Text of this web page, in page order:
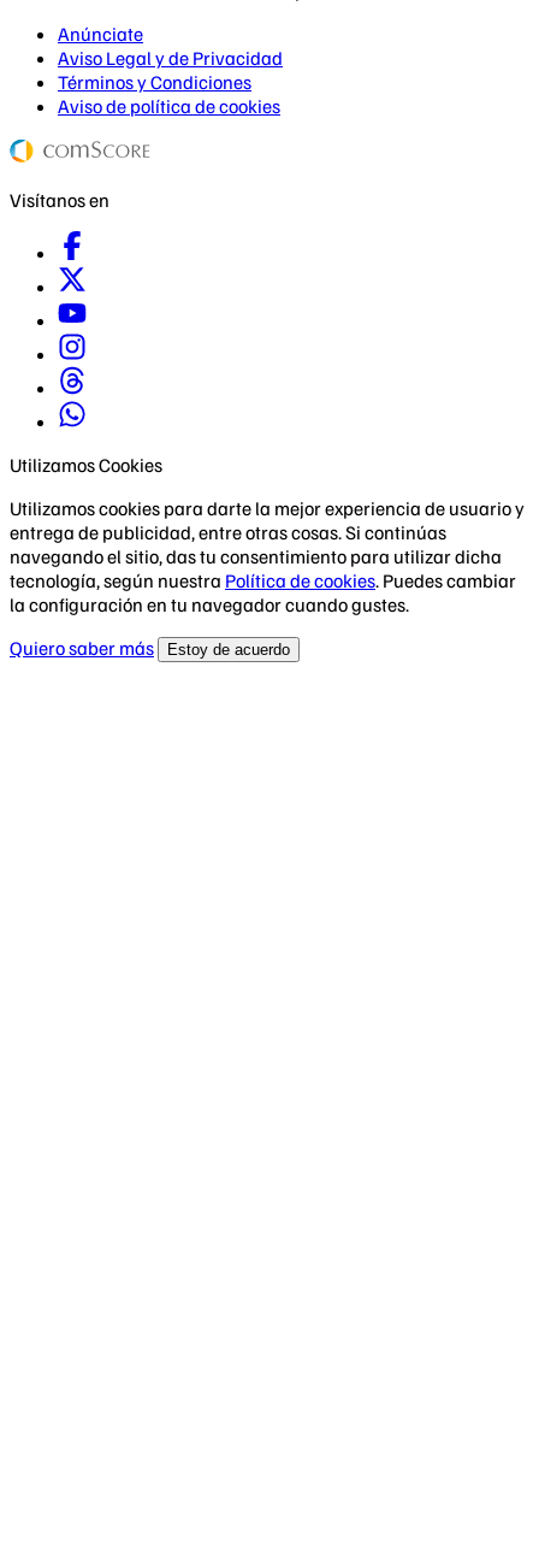
Anúnciate
Aviso Legal y de Privacidad
Términos y Condiciones
Aviso de política de cookies
Visítanos en
Utilizamos Cookies
Utilizamos cookies para darte la mejor experiencia de usuario y
entrega de publicidad, entre otras cosas. Si continúas
navegando el sitio, das tu consentimiento para utilizar dicha
tecnología, según nuestra Política de cookies. Puedes cambiar
la configuración en tu navegador cuando gustes.
Quiero saber más
Estoy de acuerdo